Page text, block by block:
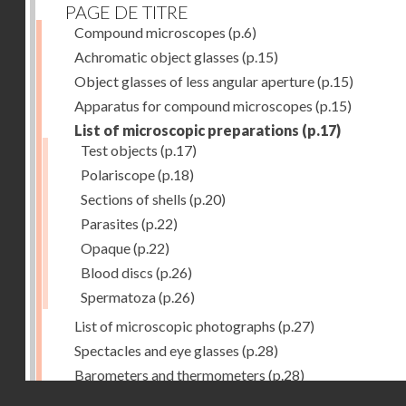
PAGE DE TITRE
Compound microscopes (p.6)
Achromatic object glasses (p.15)
Object glasses of less angular aperture(p.15)
Apparatus for compound microscopes (p.15)
List of microscopic preparations (p.17)
Test objects (p.17)
Polariscope(p.18)
Sections of shells (p.20)
Parasites (p.22)
Opaque(p.22)
Blood discs (p.26)
Spermatoza(p.26)
List of microscopic photographs (p.27)
Spectacles and eye glasses (p.28)
Barometers and thermometers (p.28)